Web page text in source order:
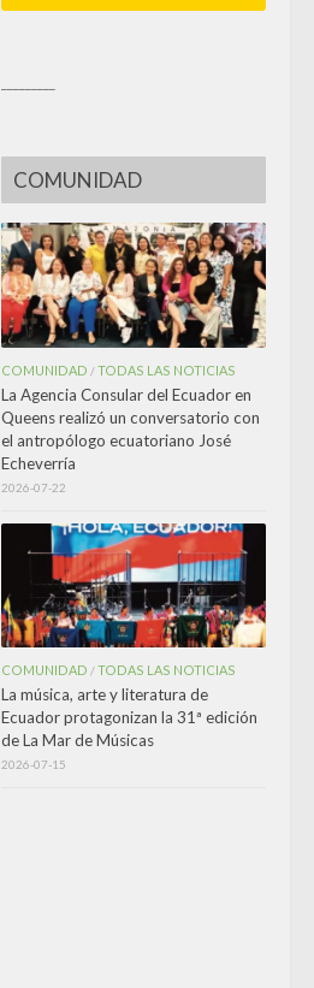
COMUNIDAD
COMUNIDAD /TODAS LAS NOTICIAS
La Agencia Consular del Ecuador en
Queens realizó un conversatorio con
el antropólogo ecuatoriano José
Echeverría
2026-07-22
COMUNIDAD /TODAS LAS NOTICIAS
La música, arte y literatura de
Ecuador protagonizan la 31ª edición
de La Mar de Músicas
2026-07-15